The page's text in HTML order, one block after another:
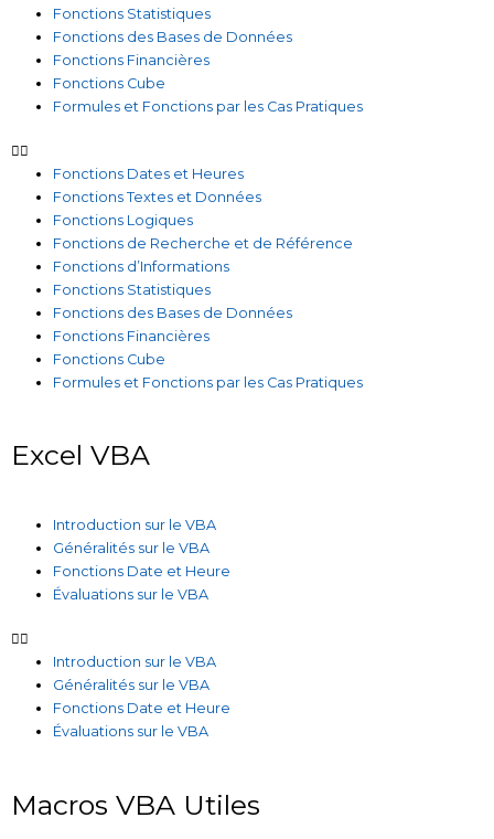
Fonctions Statistiques
Fonctions des Bases de Données
Fonctions Financières
Fonctions Cube
Formules et Fonctions par les Cas Pratiques
Fonctions Dates et Heures
Fonctions Textes et Données
Fonctions Logiques
Fonctions de Recherche et de Référence
Fonctions d’Informations
Fonctions Statistiques
Fonctions des Bases de Données
Fonctions Financières
Fonctions Cube
Formules et Fonctions par les Cas Pratiques
Excel VBA
Introduction sur le VBA
Généralités sur le VBA
Fonctions Date et Heure
Évaluations sur le VBA
Introduction sur le VBA
Généralités sur le VBA
Fonctions Date et Heure
Évaluations sur le VBA
Macros VBA Utiles